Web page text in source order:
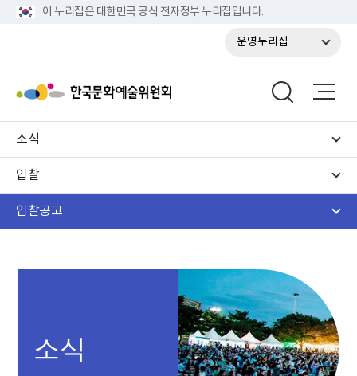
이 누리집은 대한민국 공식 전자정부 누리집입니다.
운영누리집
소식
입찰
입찰공고
소식